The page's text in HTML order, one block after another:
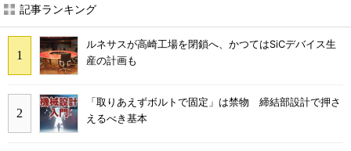
記事ランキング
ルネサスが高崎工場を閉鎖へ、かつてはSiCデバイス生
産の計画も
「取りあえずボルトで固定」は禁物 締結部設計で押さ
えるべき基本